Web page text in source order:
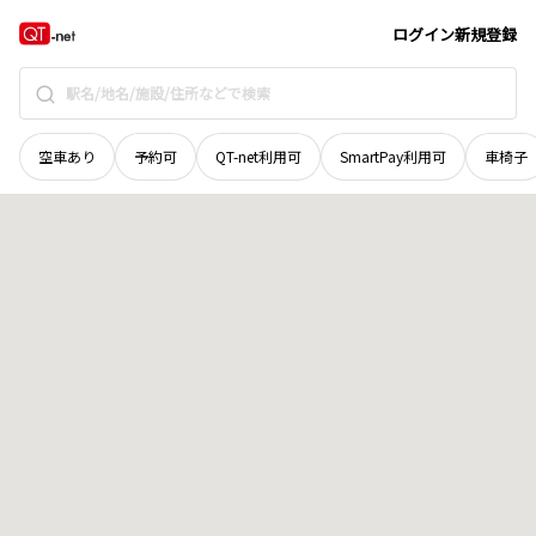
ログイン新規登録
空車あり 予約可 QT-net利用可 SmartPay利用可 車椅子
群馬県